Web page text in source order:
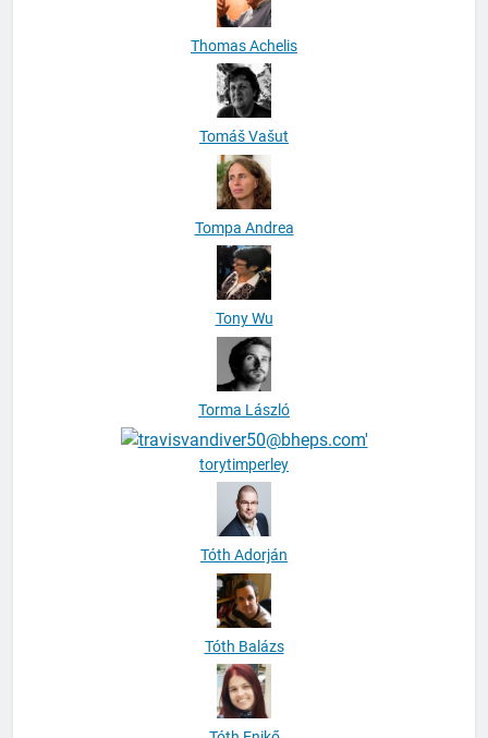
Thomas Achelis
Tomáš Vašut
Tompa Andrea
Tony Wu
Torma László
Tóth Adorján
Tóth Balázs
Tóth Enikő